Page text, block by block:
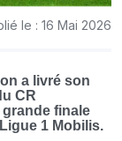
le : 16 Mai 2026
a livré son
CR
grande finale
1 Mobilis.